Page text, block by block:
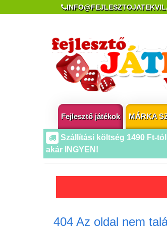
Fejlesztő játékok MÁRKA
Szállítási költség 1490 Ft-
akár INGYEN!
404 Az oldal nem